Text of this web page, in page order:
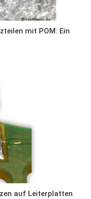
mit POM: Ein
auf Leiterplatten